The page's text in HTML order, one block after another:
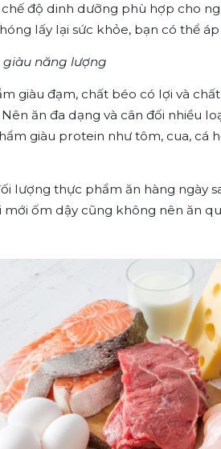
độ dinh dưỡng phù hợp cho
lấy lại sức khỏe, bạn có thể
năng lượng
giàu đạm, chất béo có lợi và
ăn đa dạng và cân đối nhiều
giàu protein như tôm, cua, cá
lượng thực phẩm ăn hàng ngày
mới ốm dậy cũng không nên ăn